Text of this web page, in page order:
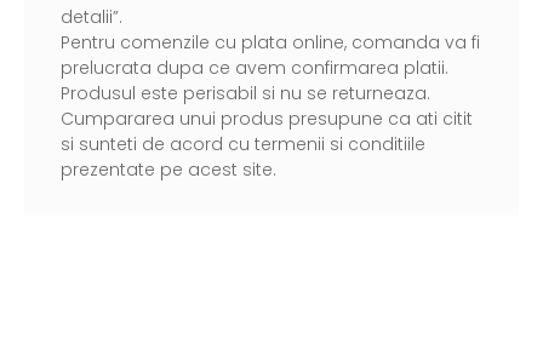
detalii”.
Pentru comenzile cu plata online, comanda va fi
prelucrata dupa ce avem confirmarea platii.
Produsul este perisabil si nu se returneaza.
Cumpararea unui produs presupune ca ati citit
si sunteti de acord cu termenii si conditiile
prezentate pe acest site.